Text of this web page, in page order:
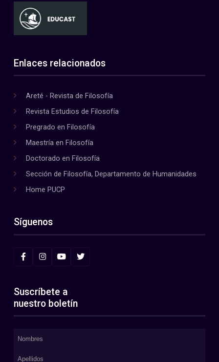
Enlaces relacionados
Areté - Revista de Filosofía
Revista Estudios de Filosofía
Pregrado en Filosofía
Maestría en Filosofía
Doctorado en Filosofía
Sección de Filosofía, Departamento de Humanidades
Home PUCP
Síguenos
Suscríbete a
nuestro boletín